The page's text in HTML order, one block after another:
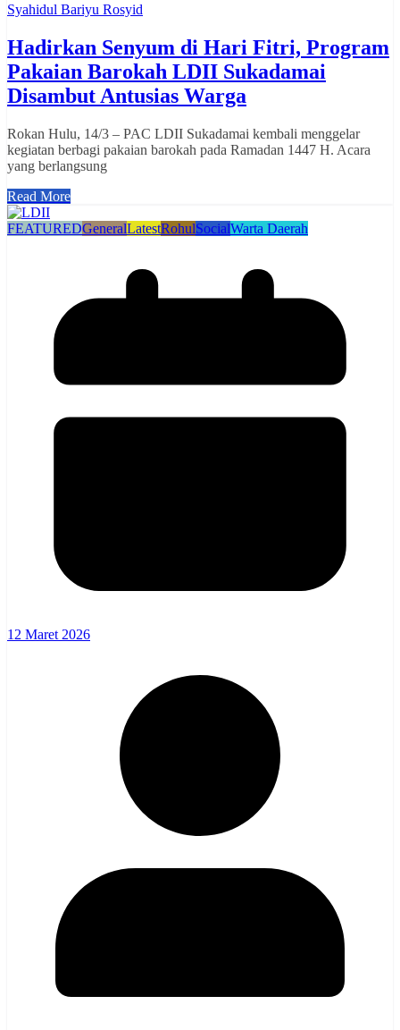
Syahidul Bariyu Rosyid
Hadirkan Senyum di Hari Fitri, Program
Pakaian Barokah LDII Sukadamai
Disambut Antusias Warga
Rokan Hulu, 14/3 – PAC LDII Sukadamai kembali menggelar
kegiatan berbagi pakaian barokah pada Ramadan 1447 H. Acara
yang berlangsung
Read More
FEATUREDGeneralLatestRohulSocialWarta Daerah
12 Maret 2026